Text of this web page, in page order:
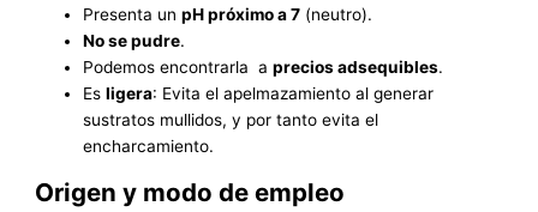
Presenta unpH próximo a 7 (neutro).
No se pudre.
Podemos encontrarla aprecios adsequibles.
Esligera: Evita el apelmazamiento al generar
sustratos mullidos, y por tanto evita el
encharcamiento.
Origen y modo de empleo